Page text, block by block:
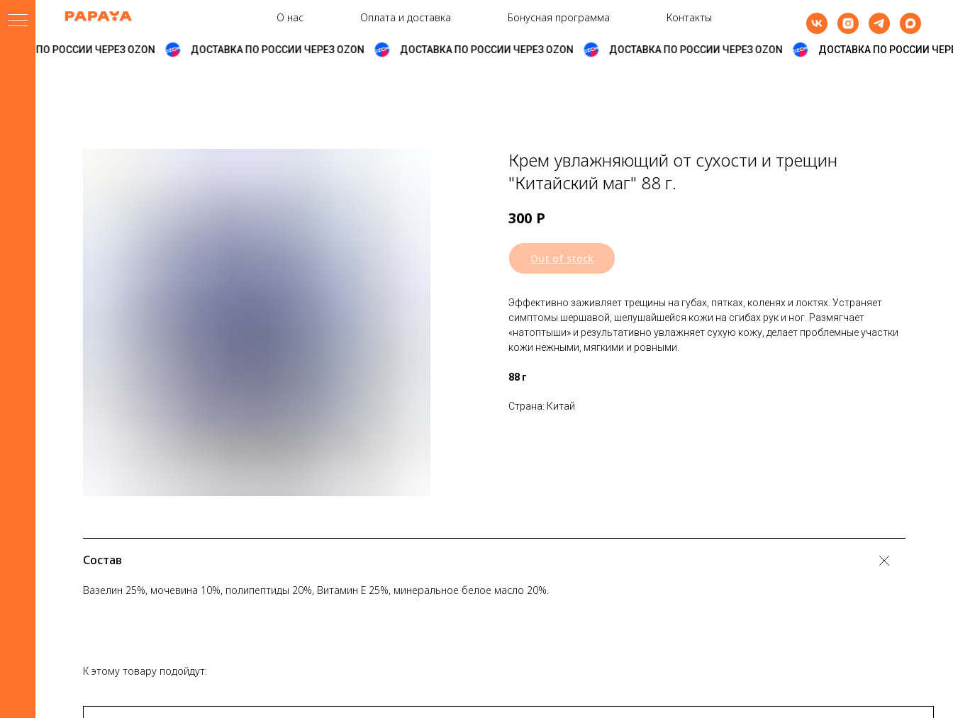
О нас Оплата и доставка Бонусная программа Контакты
ПО РОССИИ ЧЕРЕЗ OZON ДОСТАВКА ПО РОССИИ ЧЕРЕЗ OZON ДОСТАВКА ПО РОССИИ ЧЕРЕЗ OZON ДОСТАВКА ПО РОССИИ ЧЕРЕЗ OZON ДОСТАВКА ПО РОССИИ ЧЕРЕЗ
Крем увлажняющий от сухости и трещин
"Китайский маг" 88 г.
300 Р
Out of stock
Эффективно заживляет трещины на губах, пятках, коленях и локтях. Устраняет
симптомы шершавой, шелушайшейся кожи на сгибах рук и ног. Размягчает
«натоптыши» и результативно увлажняет сухую кожу, делает проблемные участки
кожи нежными, мягкими и ровными.
88 г
Страна: Китай
Состав
Вазелин 25%, мочевина 10%, полипептиды 20%, Витамин E 25%, минеральное белое масло 20%.
К этому товару подойдут: